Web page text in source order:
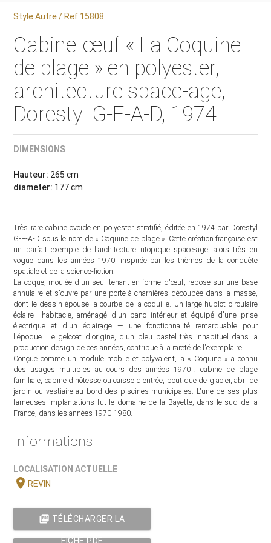
Style Autre / Ref.15808
Cabine-œuf « La Coquine
de plage » en polyester,
architecture space-age,
Dorestyl G-E-A-D, 1974
DIMENSIONS
Hauteur: 265 cm
diameter: 177 cm
Très rare cabine ovoïde en polyester stratifié, éditée en 1974 par Dorestyl
G-E-A-D sous le nom de « Coquine de plage ». Cette création française est
un parfait exemple de l'architecture utopique space-age, alors très en
vogue dans les années 1970, inspirée par les thèmes de la conquête
spatiale et de la science-fiction.
La coque, moulée d'un seul tenant en forme d'œuf, repose sur une base
annulaire et s'ouvre par une porte à charnières découpée dans la masse,
dont le dessin épouse la courbe de la coquille. Un large hublot circulaire
éclaire l'habitacle, aménagé d'un banc intérieur et équipé d'une prise
électrique et d'un éclairage — une fonctionnalité remarquable pour
l'époque. Le gelcoat d'origine, d'un bleu pastel très inhabituel dans la
production design de ces années, contribue à la rareté de l'exemplaire.
Conçue comme un module mobile et polyvalent, la « Coquine » a connu
des usages multiples au cours des années 1970 : cabine de plage
familiale, cabine d'hôtesse ou caisse d'entrée, boutique de glacier, abri de
jardin ou vestiaire au bord des piscines municipales. L'une de ses plus
fameuses implantations fut le domaine de la Bayette, dans le sud de la
France, dans les années 1970-1980.
Informations
LOCALISATION ACTUELLE
location_onREVIN
picture_as_pdf TÉLÉCHARGER LA
FICHE PDF